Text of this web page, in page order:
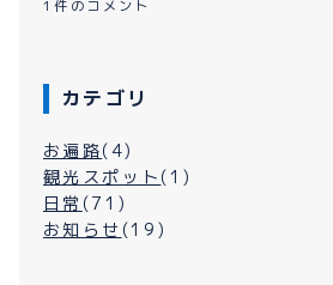
1件のコメント
カテゴリ
お遍路(4)
観光スポット (1)
日常 (71)
お知らせ (19)